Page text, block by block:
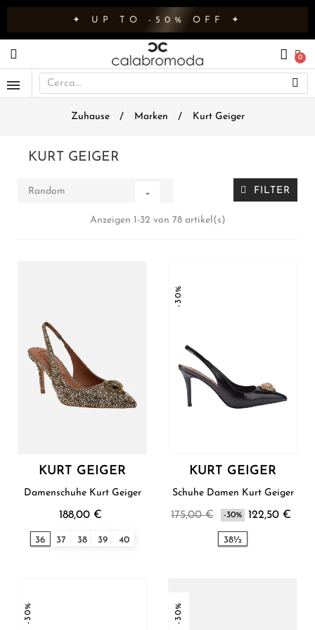
✦ UP TO -50% OFF ✦
Zuhause Marken Kurt Geiger
KURT GEIGER
Random  FILTER
Anzeigen 1-32 von 78 artikel(s)
KURT GEIGER
Damenschuhe Kurt Geiger
188,00 €
36 37 38 39 40
-30%
KURT GEIGER
Schuhe Damen Kurt Geiger
175,00 € -30% 122,50 €
38½
-30% -30%